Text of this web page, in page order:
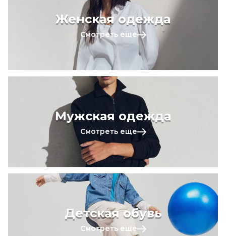
Женская одежда
Смотреть еще
Мужская одежда
Смотреть еще
Детская обувь
Смотреть еще